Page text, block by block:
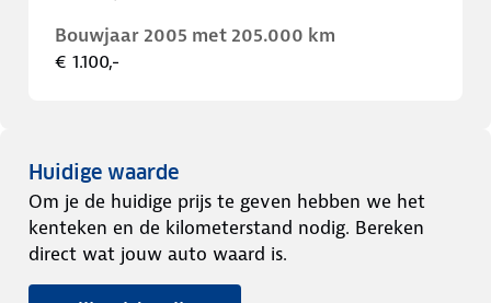
Bouwjaar 2005 met 205.000 km
€ 1.100,-
Huidige waarde
Om je de huidige prijs te geven hebben we het
kenteken en de kilometerstand nodig. Bereken
direct wat jouw auto waard is.